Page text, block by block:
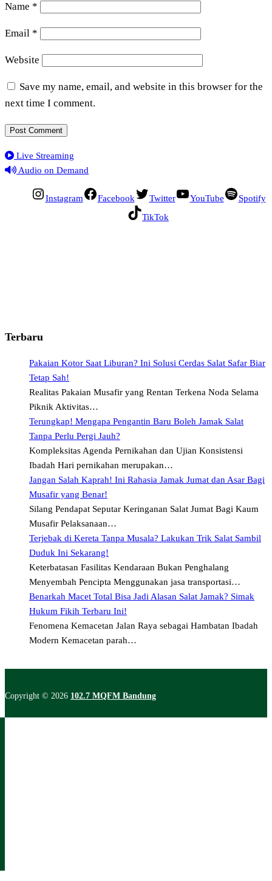
Name *
Email *
Website
Save my name, email, and website in this browser for the
next time I comment.
Live Streaming
Audio on Demand
Instagram Facebook Twitter YouTube
Spotify
TikTok
Terbaru
Pakaian Kotor Saat Liburan? Ini Solusi Cerdas Salat Safar Biar
Tetap Sah!
Realitas Pakaian Musafir yang Rentan Terkena Noda Selama
Piknik Aktivitas…
Terungkap! Mengapa Pengantin Baru Boleh Jamak Salat
Tanpa Perlu Pergi Jauh?
Kompleksitas Agenda Pernikahan dan Ujian Konsistensi
Ibadah Hari pernikahan merupakan…
Jangan Salah Kaprah! Ini Rahasia Jamak Jumat dan Asar Bagi
Musafir yang Benar!
Silang Pendapat Seputar Keringanan Salat Jumat Bagi Kaum
Musafir Pelaksanaan…
Terjebak di Kereta Tanpa Musala? Lakukan Trik Salat Sambil
Duduk Ini Sekarang!
Keterbatasan Fasilitas Kendaraan Bukan Penghalang
Menyembah Pencipta Menggunakan jasa transportasi…
Benarkah Macet Total Bisa Jadi Alasan Salat Jamak? Simak
Hukum Fikih Terbaru Ini!
Fenomena Kemacetan Jalan Raya sebagai Hambatan Ibadah
Modern Kemacetan parah…
Copyright © 2026 102.7 MQFM Bandung